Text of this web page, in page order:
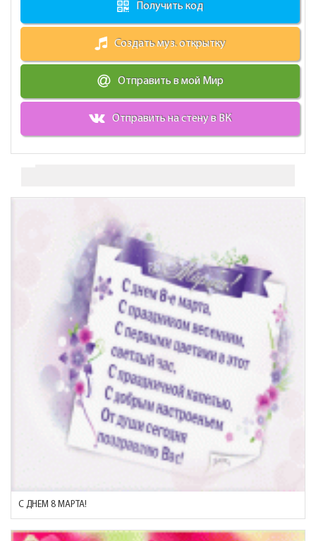
Получить код
Создать муз. открытку
Отправить в мой Мир
Отправить на стену в ВК
С ДНЕМ 8 МАРТА!